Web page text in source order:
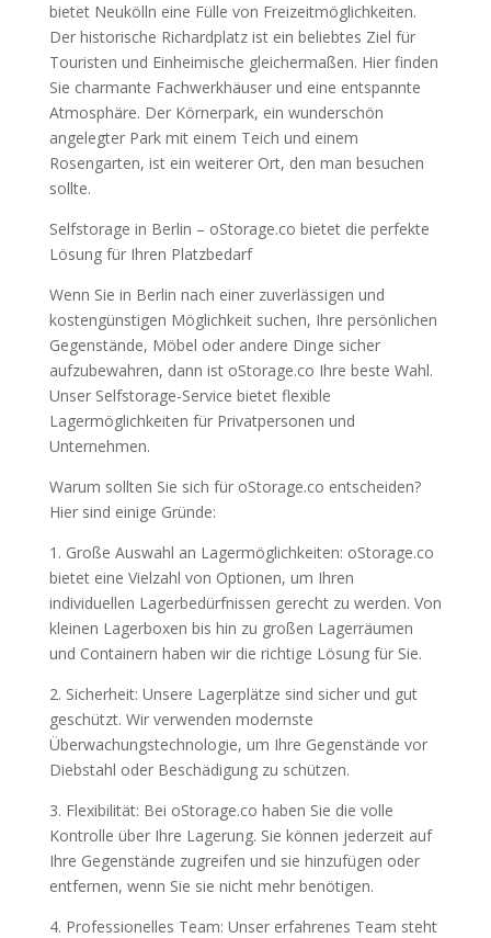
bietet Neukölln eine Fülle von Freizeitmöglichkeiten.
Der historische Richardplatz ist ein beliebtes Ziel für
Touristen und Einheimische gleichermaßen. Hier finden
Sie charmante Fachwerkhäuser und eine entspannte
Atmosphäre. Der Körnerpark, ein wunderschön
angelegter Park mit einem Teich und einem
Rosengarten, ist ein weiterer Ort, den man besuchen
sollte.
Selfstorage in Berlin – oStorage.co bietet die perfekte
Lösung für Ihren Platzbedarf
Wenn Sie in Berlin nach einer zuverlässigen und
kostengünstigen Möglichkeit suchen, Ihre persönlichen
Gegenstände, Möbel oder andere Dinge sicher
aufzubewahren, dann ist oStorage.co Ihre beste Wahl.
Unser Selfstorage-Service bietet flexible
Lagermöglichkeiten für Privatpersonen und
Unternehmen.
Warum sollten Sie sich für oStorage.co entscheiden?
Hier sind einige Gründe:
1. Große Auswahl an Lagermöglichkeiten: oStorage.co
bietet eine Vielzahl von Optionen, um Ihren
individuellen Lagerbedürfnissen gerecht zu werden. Von
kleinen Lagerboxen bis hin zu großen Lagerräumen
und Containern haben wir die richtige Lösung für Sie.
2. Sicherheit: Unsere Lagerplätze sind sicher und gut
geschützt. Wir verwenden modernste
Überwachungstechnologie, um Ihre Gegenstände vor
Diebstahl oder Beschädigung zu schützen.
3. Flexibilität: Bei oStorage.co haben Sie die volle
Kontrolle über Ihre Lagerung. Sie können jederzeit auf
Ihre Gegenstände zugreifen und sie hinzufügen oder
entfernen, wenn Sie sie nicht mehr benötigen.
4. Professionelles Team: Unser erfahrenes Team steht